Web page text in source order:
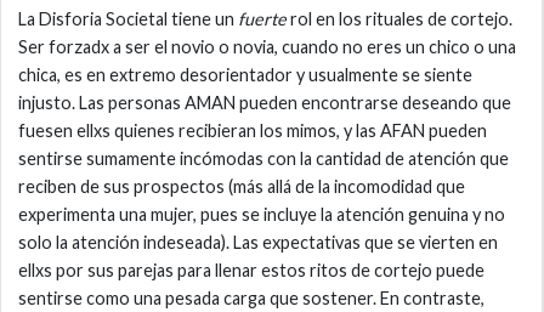
La Disforia Societal tiene un fuerterol en los rituales de cortejo.
Ser forzadx a ser el novio o novia, cuando no eres un chico o una
chica, es en extremo desorientador y usualmente se siente
injusto. Las personas AMAN pueden encontrarse deseando que
fuesen ellxs quienes recibieran los mimos, y las AFAN pueden
sentirse sumamente incómodas con la cantidad de atención que
reciben de sus prospectos (más allá de la incomodidad que
experimenta una mujer, pues se incluye la atención genuina y no
solo la atención indeseada). Las expectativas que se vierten en
ellxs por sus parejas para llenar estos ritos de cortejo puede
sentirse como una pesada carga que sostener. En contraste,